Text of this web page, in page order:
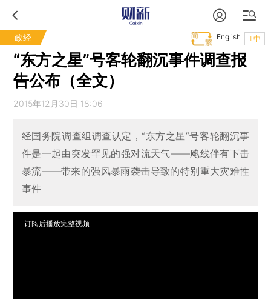
政经 T中
English
“东方之星”号客轮翻沉事件调查报
告公布（全文）
2015年12月30日 18:06
经国务院调查组调查认定，“东方之星”号客轮翻沉事
件是一起由突发罕见的强对流天气——飑线伴有下击
暴流——带来的强风暴雨袭击导致的特别重大灾难性
事件
订阅后播放完整视频